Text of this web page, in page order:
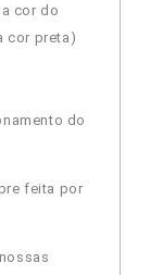
cor do
cor preta)
do
feita por